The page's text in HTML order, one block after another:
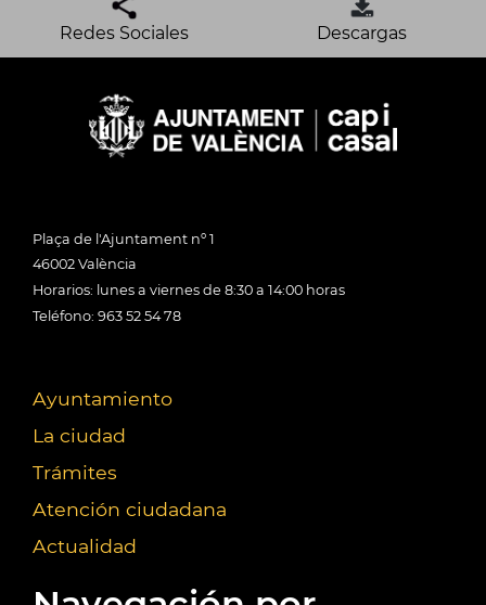
Redes Sociales Descargas
Plaça de l'Ajuntament nº 1
46002 València
Horarios: lunes a viernes de 8:30 a 14:00 horas
Teléfono: 963 52 54 78
Ayuntamiento
La ciudad
Trámites
Atención ciudadana
Actualidad